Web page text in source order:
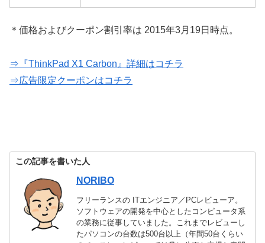
＊価格およびクーポン割引率は 2015年3月19日時点。
⇒『ThinkPad X1 Carbon』詳細はコチラ
⇒広告限定クーポンはコチラ
この記事を書いた人
NORIBO
フリーランスの ITエンジニア／PCレビューア。
ソフトウェアの開発を中心としたコンピュータ系
の業務に従事していました。これまでレビューし
たパソコンの台数は500台以上（年間50台くらい